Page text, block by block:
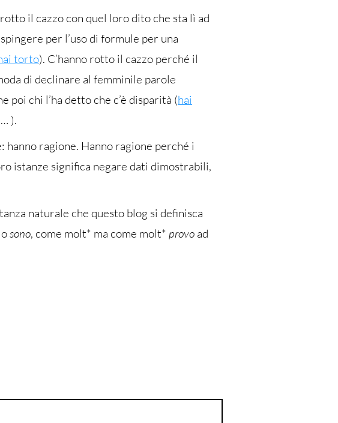
il cazzo con quel loro dito che sta lì ad
per l’uso di formule per una
torto). C’hanno rotto il cazzo perché il
di declinare al femminile parole
poi chi l’ha detto che c’è disparità (hai
… ).
ragione. Hanno ragione perché i
istanze significa negare dati dimostrabili,
naturale che questo blog si definisca
sono, come molt* ma come molt* provo ad